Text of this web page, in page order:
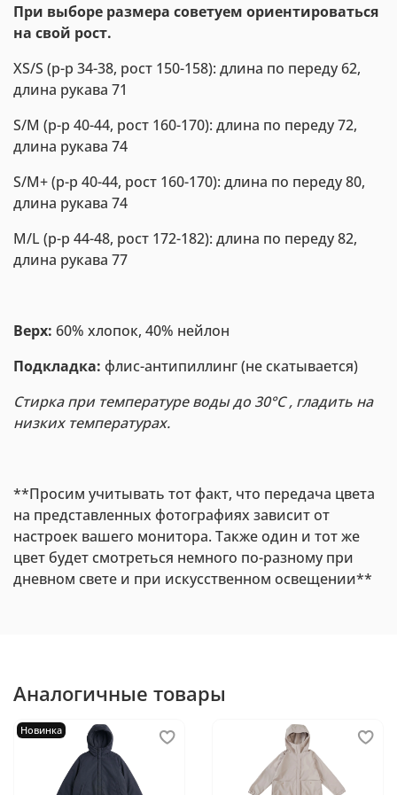
При выборе размера советуем ориентироваться
на свой рост.
XS/S (р-р 34-38, рост 150-158): длина по переду 62,
длина рукава 71
S/М (р-р 40-44, рост 160-170): длина по переду 72,
длина рукава 74
S/M+ (р-р 40-44, рост 160-170): длина по переду 80,
длина рукава 74
M/L (р-р 44-48, рост 172-182): длина по переду 82,
длина рукава 77
Верх: 60% хлопок, 40% нейлон
Подкладка: флис-антипиллинг (не скатывается)
Стирка при температуре воды до 30°С , гладить на
низких температурах.
**Просим учитывать тот факт, что передача цвета
на представленных фотографиях зависит от
настроек вашего монитора. Также один и тот же
цвет будет смотреться немного по-разному при
дневном свете и при искусственном освещении**
Аналогичные товары
Новинка